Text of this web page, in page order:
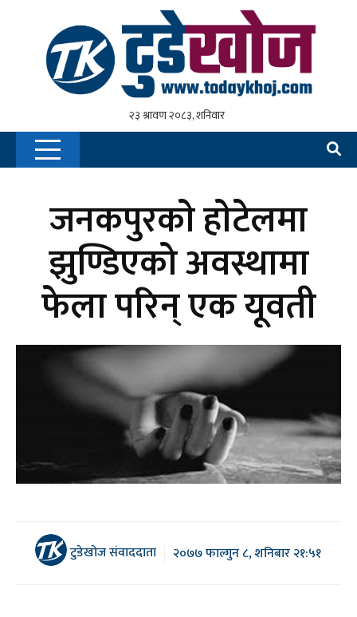
जनकपुरकाे हाेटेलमा
झुण्डिएको अवस्थामा
फेला परिन् एक यूवती
टुडेखोज संवाददाता २०७७ फाल्गुन ८, शनिबार २१:५१